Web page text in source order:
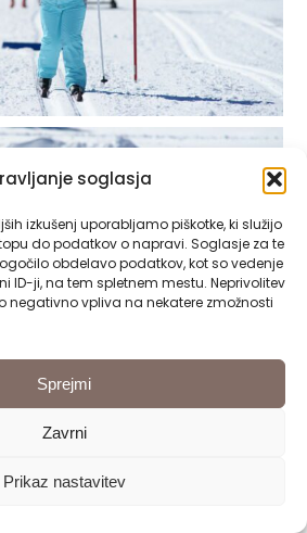
soglasja
izkušenj uporabljamo piškotke, ki služijo
do podatkov o napravi. Soglasje za te
obdelavo podatkov, kot so vedenje
ID-ji, na tem spletnem mestu. Neprivolitev
negativno vpliva na nekatere zmožnosti
Sprejmi
Zavrni
Prikaz nastavitev